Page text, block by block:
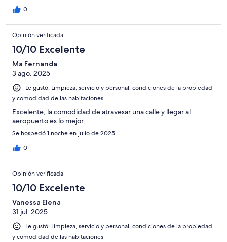
0
Opinión verificada
10/10 Excelente
Ma Fernanda
3 ago. 2025
Le gustó: Limpieza, servicio y personal, condiciones de la propiedad
y comodidad de las habitaciones
Excelente, la comodidad de atravesar una calle y llegar al
aeropuerto es lo mejor.
Se hospedó 1 noche en julio de 2025
0
Opinión verificada
10/10 Excelente
Vanessa Elena
31 jul. 2025
Le gustó: Limpieza, servicio y personal, condiciones de la propiedad
y comodidad de las habitaciones